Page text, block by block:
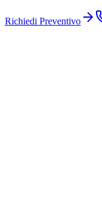
Richiedi Preventivo